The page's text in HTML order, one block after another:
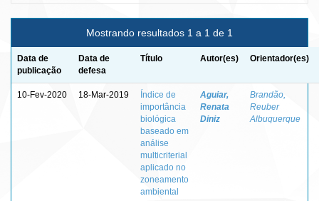
Mostrando resultados 1 a 1 de 1
Data de
publicação
Data de
defesa
Título Autor(es) Orientador(es)
10-Fev-2020 18-Mar-2019
Índice de
importância
biológica
baseado em
análise
multicriterial
aplicado no
zoneamento
ambiental
Aguiar,
Renata
Diniz
Brandão,
Reuber
Albuquerque